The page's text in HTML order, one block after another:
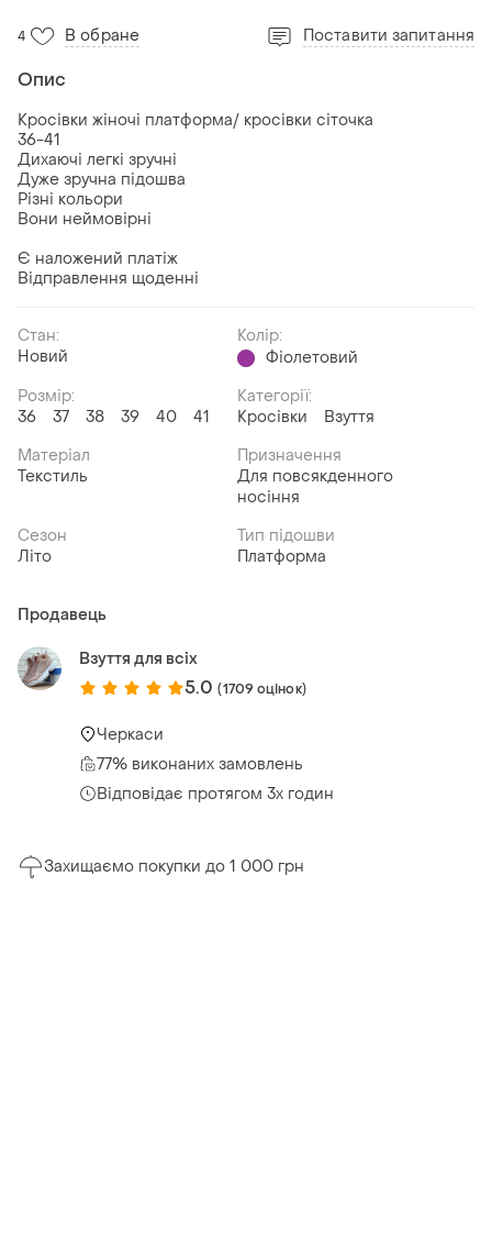
4 В обране Поставити запитання
Опис
Кросівки жіночі платформа/ кросівки сіточка
36-41
Дихаючі легкі зручні
Дуже зручна підошва
Різні кольори
Вони неймовірні
Є наложений платіж
Відправлення щоденні
Стан:
Новий
Колір:
Фіолетовий
Розмір:
36
37 38 39 40 41
Категорії:
Кросівки
Взуття
Матеріал
Текстиль
Призначення
Для повсякденного
носіння
Сезон
Літо
Тип підошви
Платформа
Продавець
Взуття для всіх
5.0 (1709 оцінок)
Черкаси
77% виконаних замовлень
Відповідає протягом 3х годин
Захищаємо покупки до 1 000 грн